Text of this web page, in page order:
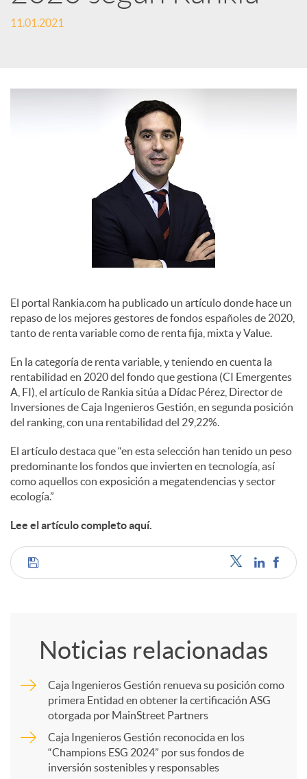
e
l
e
s
11.01.2021
El portal Rankia.com ha publicado un artículo donde hace un
repaso de los mejores gestores de fondos españoles de 2020,
tanto de renta variable como de renta fija, mixta y Value.
En la categoría de renta variable, y teniendo en cuenta la
rentabilidad en 2020 del fondo que gestiona (CI Emergentes
A, FI), el artículo de Rankia sitúa a Dídac Pérez, Director de
Inversiones de Caja Ingenieros Gestión, en segunda posición
del ranking, con una rentabilidad del 29,22%.
El artículo destaca que “en esta selección han tenido un peso
predominante los fondos que invierten en tecnología, así
como aquellos con exposición a megatendencias y sector
ecología.”
Lee el artículo completo aquí.
C
m
Noticias relacionadas
Caja Ingenieros Gestión renueva su posición como
primera Entidad en obtener la certificación ASG
otorgada por MainStreet Partners
Caja Ingenieros Gestión reconocida en los
“Champions ESG 2024” por sus fondos de
inversión sostenibles y responsables